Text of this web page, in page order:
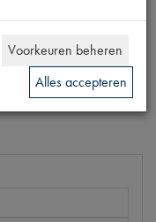
Voorkeuren beheren
Alles accepteren